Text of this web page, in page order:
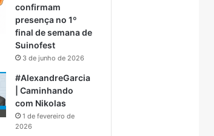
confirmam
presença no 1º
final de semana de
Suinofest
3 de junho de 2026
#AlexandreGarcia
| Caminhando
com Nikolas
1 de fevereiro de
2026